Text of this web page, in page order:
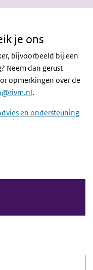
je ons
bijvoorbeeld bij een
Neem dan gerust
opmerkingen over de
.
en ondersteuning